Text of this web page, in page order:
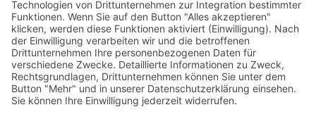
Kraftquelle Altenhundem – Energie auf
Zellebene zurückgewinnen
6. November 20256. November 2025Experten ,Kreis Olpe
neuste
Blogs,SportvonJan Rameil
Viele meiner Kundinnen und Kunden berichten schon nach
wenigen Sitzungen von spürbaren Veränderungen.